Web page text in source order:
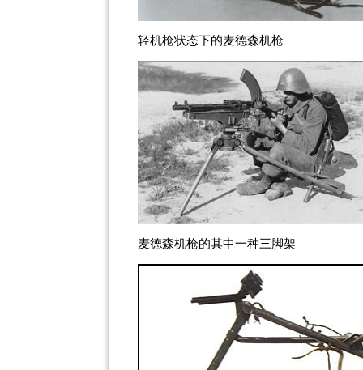
轻机枪状态下的麦德森机枪
麦德森机枪的其中一种三脚架